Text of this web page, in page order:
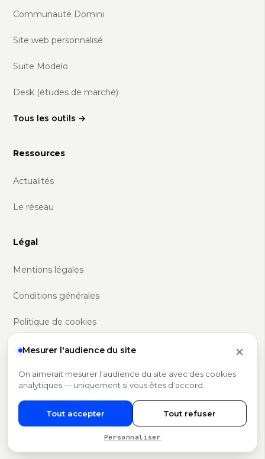
Communauté Domini
Site web personnalisé
Suite Modelo
Desk (études de marché)
Tous les outils →
Ressources
Actualités
Le réseau
Légal
Mentions légales
Conditions générales
Politique de cookies
Politique RGPD
Gérer mes cookies
© 2026 Domini · Réseau de mandataires immobiliers en France
· +5 ans · +1,2 M€ reversés en 2025
Mesurer l'audience du site
On aimerait mesurer l'audience du site avec des cookies
analytiques — uniquement si vous êtes d'accord.
Tout accepter Tout refuser
Personnaliser